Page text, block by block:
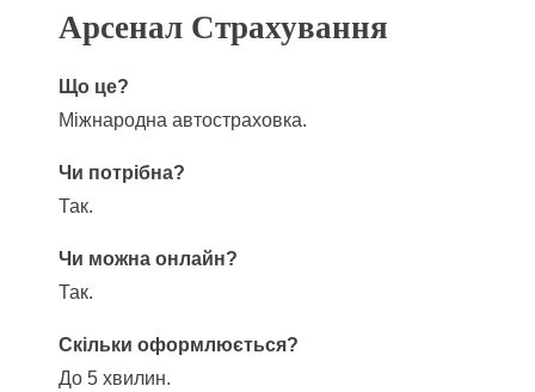
Арсенал Страхування
Що це?
Міжнародна автостраховка.
Чи потрібна?
Так.
Чи можна онлайн?
Так.
Скільки оформлюється?
До 5 хвилин.